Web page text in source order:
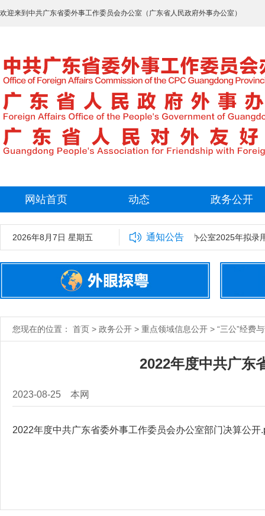
欢迎来到中共广东省委外事工作委员会办公室（广东省人民政府外事办公室）
网站首页 动态 政务公开
2026年8月7日 星期五 通知公告
中共广东省委外事工作委员会办公室2025年拟录用
您现在的位置： 首页 > 政务公开 > 重点领域信息公开 > “三公”经费
2022年度中共广东
2023-08-25 本网
2022年度中共广东省委外事工作委员会办公室部门决算公开